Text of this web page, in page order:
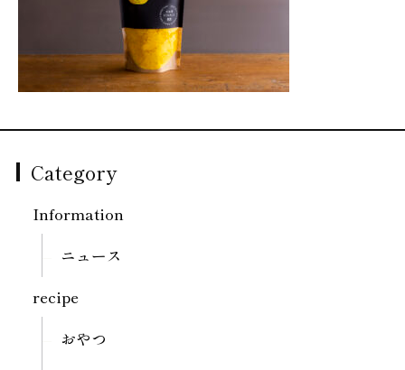
Category
Information
ニュース
recipe
おやつ